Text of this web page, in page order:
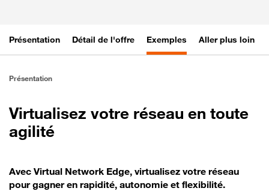
Présentation Détail de l'offre Exemples Aller plus loin
Présentation
Virtualisez votre réseau en toute
agilité
Avec Virtual Network Edge, virtualisez votre réseau
pour gagner en rapidité, autonomie et flexibilité.